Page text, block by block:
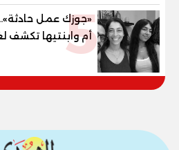
5
«جوزك عمل
أم وابنتيها تكشف
الخامس